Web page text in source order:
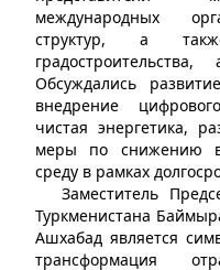
международных
структур, а
Обсуждались
внедрение
чистая энергетика,
меры по снижению
среду в рамках
Заместитель
Туркменистана
Ашхабад является
трансформация